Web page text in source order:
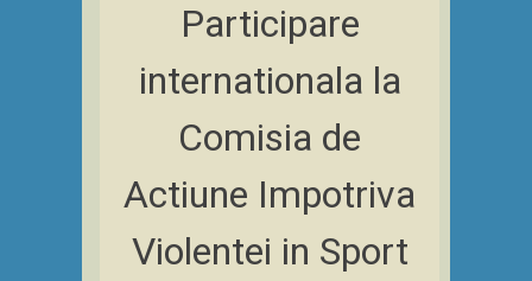
content
Participare
internationala la
Comisia de
Actiune Impotriva
Violentei in Sport